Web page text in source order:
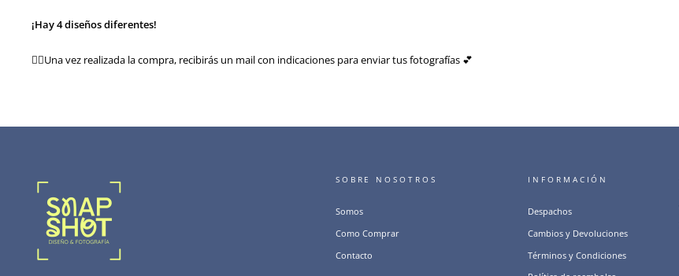
¡Hay 4 diseños diferentes!
👉🏻Una vez realizada la compra, recibirás un mail con indicaciones para enviar tus fotografías 💕
SOBRE NOSOTROS
Somos
Como Comprar
Contacto
INFORMACIÓN
Despachos
Cambios y Devoluciones
Términos y Condiciones